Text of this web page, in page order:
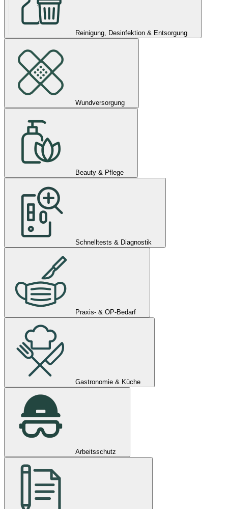
Reinigung, Desinfektion & Entsorgung
Wundversorgung
Beauty & Pflege
Schnelltests & Diagnostik
Praxis- & OP-Bedarf
Gastronomie & Küche
Arbeitsschutz